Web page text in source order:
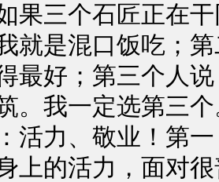
三个石匠正在干
就是混口饭吃；
最好；第三个人
。我一定选第三
活力、敬业！第
上的活力，面对